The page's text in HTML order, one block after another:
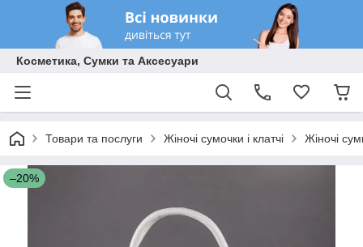
Косметика, Сумки та Аксесуари
Товари та послуги Жіночі сумочки і клатчі Жіночі
–20%